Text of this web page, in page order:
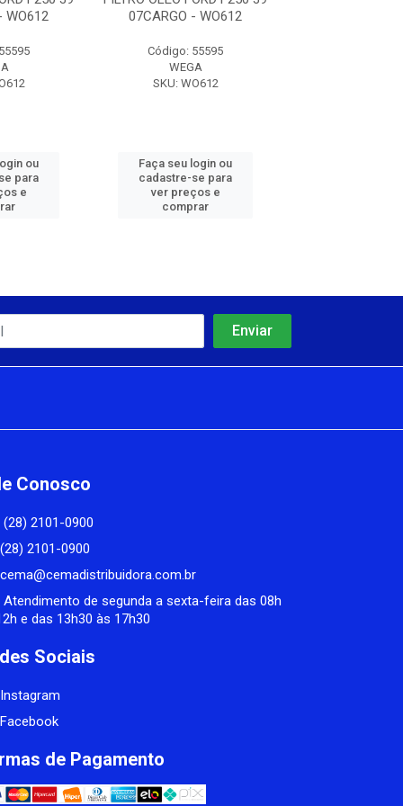
WO612
ou
para
e
07CARGO - WO612
Código: 55595
WEGA
SKU: WO612
Faça seu login ou
cadastre-se para
ver preços e
comprar
Conosco
(28) 2101-0900
(28) 2101-0900
cema@cemadistribuidora.com.br
Atendimento de segunda a sexta-feira das 08h
e das 13h30 às 17h30
Sociais
Instagram
Facebook
de Pagamento